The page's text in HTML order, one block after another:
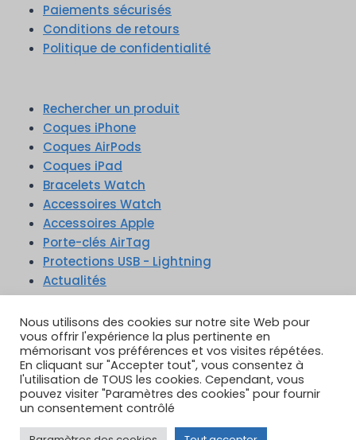
Paiements sécurisés
Conditions de retours
Politique de confidentialité
Rechercher un produit
Coques iPhone
Coques AirPods
Coques iPad
Bracelets Watch
Accessoires Watch
Accessoires Apple
Porte-clés AirTag
Protections USB - Lightning
Actualités
TikTok YouTube
Google Reviews
Instagram
Nous utilisons des cookies sur notre site Web pour
vous offrir l'expérience la plus pertinente en
mémorisant vos préférences et vos visites répétées.
En cliquant sur "Accepter tout", vous consentez à
l'utilisation de TOUS les cookies. Cependant, vous
pouvez visiter "Paramètres des cookies" pour fournir
un consentement contrôlé